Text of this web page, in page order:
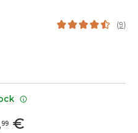
(9)
99€